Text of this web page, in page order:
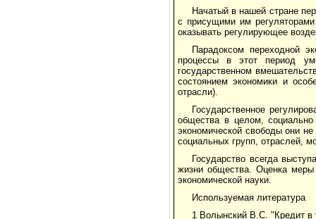
Начатый в нашей стране
с присущими им
оказывать регулирующее
Парадоксом переходной
процессы в этот период
государственном
состоянием экономики и
отрасли).
Государственное
общества в целом,
экономической свободы они
социальных групп, отраслей,
Государство всегда
жизни общества. Оценка меры
экономической науки.
Используемая литература
1 Волынский В.С. "Кредит в